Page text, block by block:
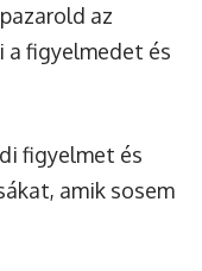
az
a figyelmedet és
figyelmet és
amik sosem